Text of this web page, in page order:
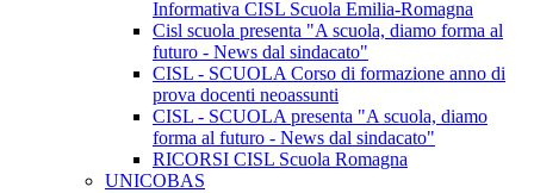
Informativa CISL Scuola Emilia-Romagna
Cisl scuola presenta "A scuola, diamo forma al
futuro - News dal sindacato"
CISL - SCUOLA Corso di formazione anno di
prova docenti neoassunti
CISL - SCUOLA presenta "A scuola, diamo
forma al futuro - News dal sindacato"
RICORSI CISL Scuola Romagna
UNICOBAS